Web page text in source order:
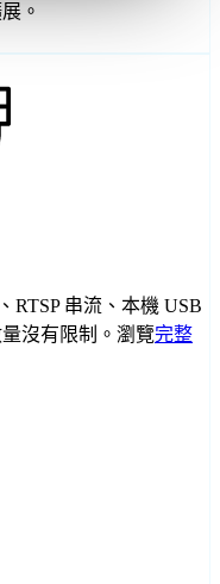
。
RTSP 串流、本機 USB
沒有限制。瀏覽完整